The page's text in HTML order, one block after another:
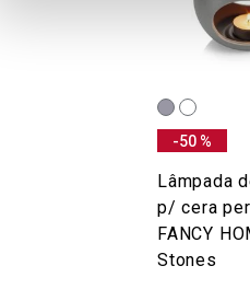
-50 %
Lâmpada
p/ cera
FANCY
Stones